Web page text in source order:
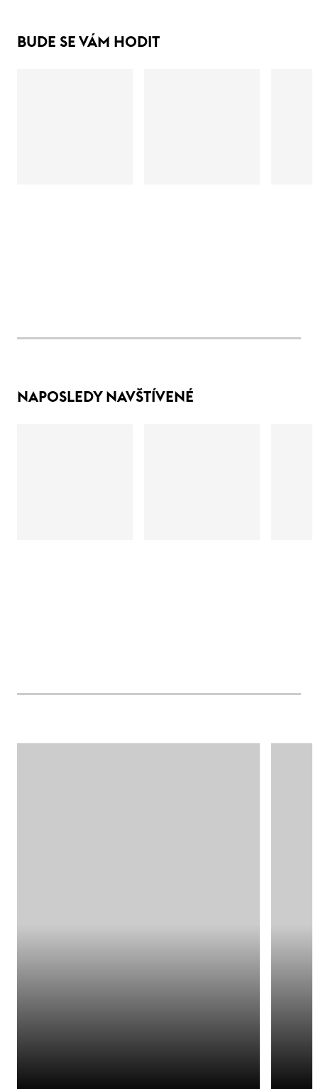
BUDE SE VÁM HODIT
NAPOSLEDY NAVŠTÍVENÉ